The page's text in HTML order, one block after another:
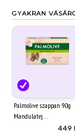
GYAKRAN
Palmolive szappan 90g
Mandulatej
449